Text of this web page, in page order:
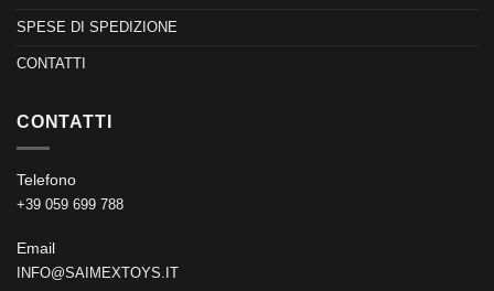
SPESE DI SPEDIZIONE
CONTATTI
CONTATTI
Telefono
+39 059 699 788
Email
INFO@SAIMEXTOYS.IT